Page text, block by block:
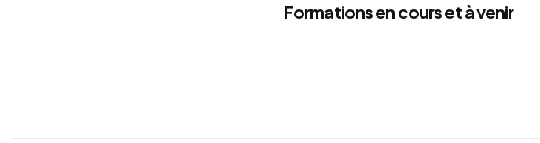
Formations en cours et à venir